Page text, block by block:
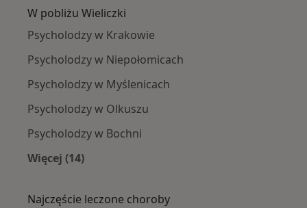
W pobliżu Wieliczki
Psycholodzy w Krakowie
Psycholodzy w Niepołomicach
Psycholodzy w Myślenicach
Psycholodzy w Olkuszu
Psycholodzy w Bochni
Więcej (14)
Najczęście leczone choroby